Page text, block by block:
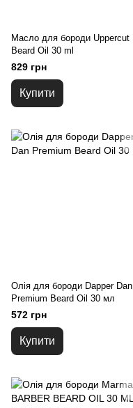
Масло для бороди Uppercut
Beard Oil 30 ml
829 грн
Купити
Олія для бороди Dapper Dan
Premium Beard Oil 30 мл
572 грн
Купити